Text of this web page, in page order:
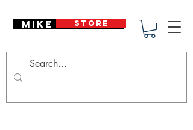
Mike Deodato
STORE